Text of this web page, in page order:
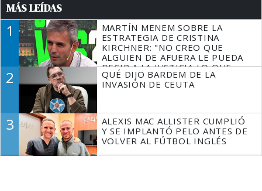
MÁS LEÍDAS
1
MARTÍN MENEM SOBRE LA
ESTRATEGIA DE CRISTINA
KIRCHNER: "NO CREO QUE
ALGUIEN DE AFUERA LE PUEDA
DECIR A LA JUSTICIA LO QUE
TIENE QUE HACER"
2
QUÉ DIJO BARDEM DE LA
INVASIÓN DE CEUTA
3
ALEXIS MAC ALLISTER CUMPLIÓ
Y SE IMPLANTÓ PELO ANTES DE
VOLVER AL FÚTBOL INGLÉS